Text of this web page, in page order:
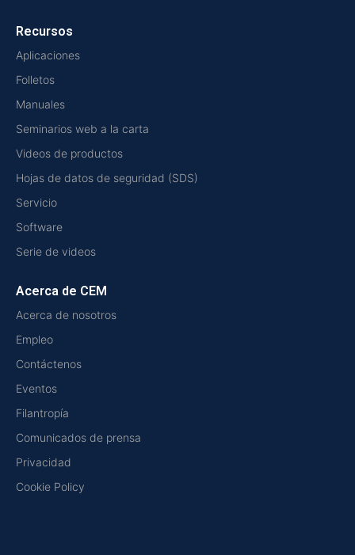
Recursos
Aplicaciones
Folletos
Manuales
Seminarios web a la carta
Videos de productos
Hojas de datos de seguridad (SDS)
Servicio
Software
Serie de videos
Acerca de CEM
Acerca de nosotros
Empleo
Contáctenos
Eventos
Filantropía
Comunicados de prensa
Privacidad
Cookie Policy